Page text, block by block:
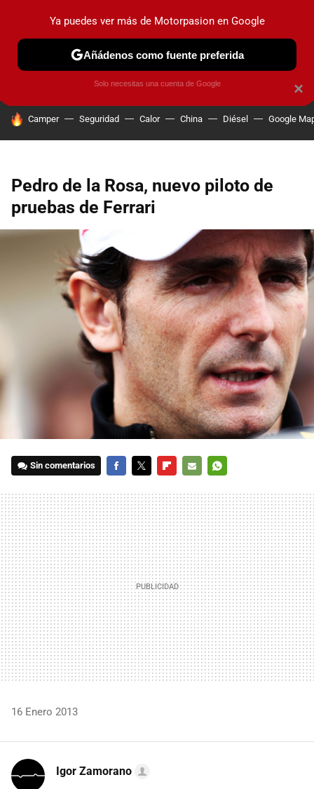
PRUEBAS COCHES ELÉCTRICOS OBSERVATORIO
HOY SE HABLA DE
Camper Seguridad Calor China Diésel Google
Pedro de la Rosa, nuevo piloto de
pruebas de Ferrari
Sin comentarios
MAIL
16 Enero 2013
Igor Zamorano
×
Ya puedes ver más de Motorpasion en Google
Añádenos como fuente preferida
Solo necesitas una cuenta de Google